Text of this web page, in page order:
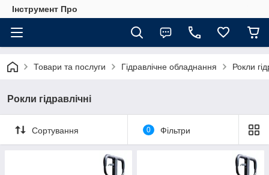
Інструмент Про
Товари та послуги Гідравлічне обладнання Рокли
Рокли гідравлічні
Сортування 0 Фільтри